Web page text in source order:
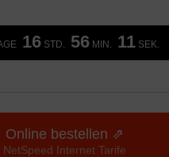
16 STD. 56 MIN. 10 SEK.
Online bestellen ⇗
NetSpeed Internet Tarife